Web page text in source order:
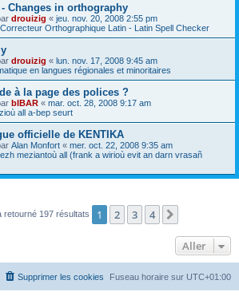
Changes in orthography
drouizig « jeu. nov. 20, 2008 2:55 pm
Orthographique Latin - Latin Spell Checker
drouizig « lun. nov. 17, 2008 9:45 am
en langues régionales et minoritaires
à la page des polices ?
bIBAR « mar. oct. 28, 2008 9:17 am
all a-bep seurt
officielle de KENTIKA
Alan Monfort « mer. oct. 22, 2008 9:35 am
meziantoù all (frank a wirioù evit an darn vrasañ
retourné 197 résultats 1 2 3 4
Aller
Fuseau horaire sur UTC+01:00
Supprimer les cookies